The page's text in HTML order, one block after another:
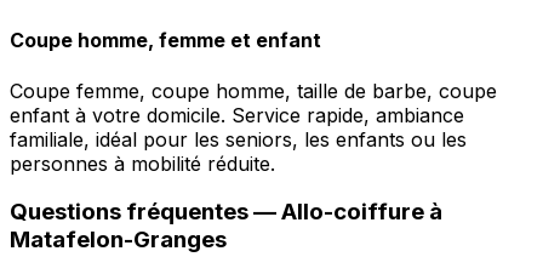
Coupe homme, femme et enfant
Coupe femme, coupe homme, taille de barbe, coupe
enfant à votre domicile. Service rapide, ambiance
familiale, idéal pour les seniors, les enfants ou les
personnes à mobilité réduite.
Questions fréquentes —Allo-coiffure à
Matafelon-Granges